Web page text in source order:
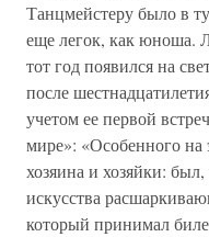
Танцмейстеру было в
еще легок, как юноша.
тот год появился на
после
учетом ее первой
мире»: «Особенного на
хозяина и хозяйки:
искусства
который принимал